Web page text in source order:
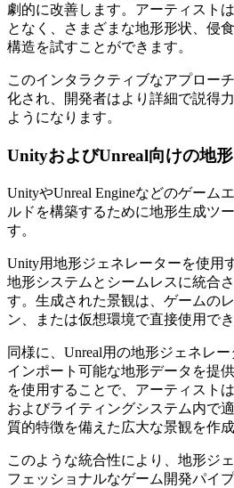
劇的に改善します。アーティスト
となく、さまざまな地形形状、侵
構造を試すことができます。
このインタラクティブなアプロー
化され、開発者はより詳細で説得
ようになります。
UnityおよびUnreal向けの地
UnityやUnreal Engineなどのゲーム
ルドを構築するために地形生成ツ
す。
Unity用地形ジェネレーターを使用
地形システムとシームレスに統合
す。生成された景観は、ゲームの
ン、または仮想環境で直接使用でき
同様に、Unreal用の地形ジェネレー
インポート可能な地形データを提
を使用することで、アーティスト
およびライティングシステム内で
質的特徴を備えた広大な景観を作成
このような統合性により、地形ジ
フェッショナルなゲーム開発パイ